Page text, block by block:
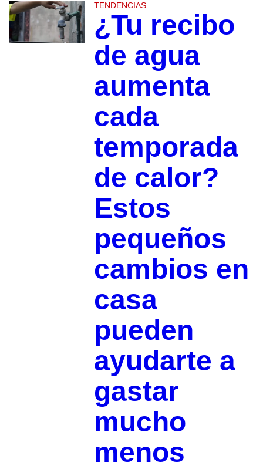
TENDENCIAS
¿Tu recibo
de agua
aumenta
cada
temporada
de calor?
Estos
pequeños
cambios en
casa
pueden
ayudarte a
gastar
mucho
menos